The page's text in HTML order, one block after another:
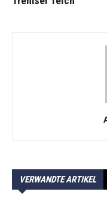
VERWANDTE ARTIKEL